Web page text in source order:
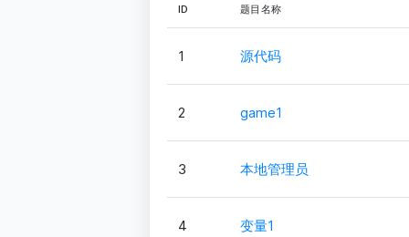
ID 题目名称
1 源代码
2 game1
3 本地管理员
4 变量1